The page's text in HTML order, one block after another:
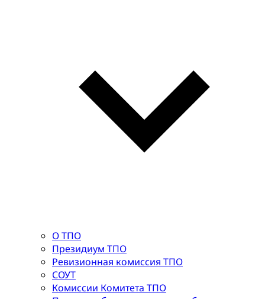
О ТПО
Президиум ТПО
Ревизионная комиссия ТПО
СОУТ
Комиссии Комитета ТПО